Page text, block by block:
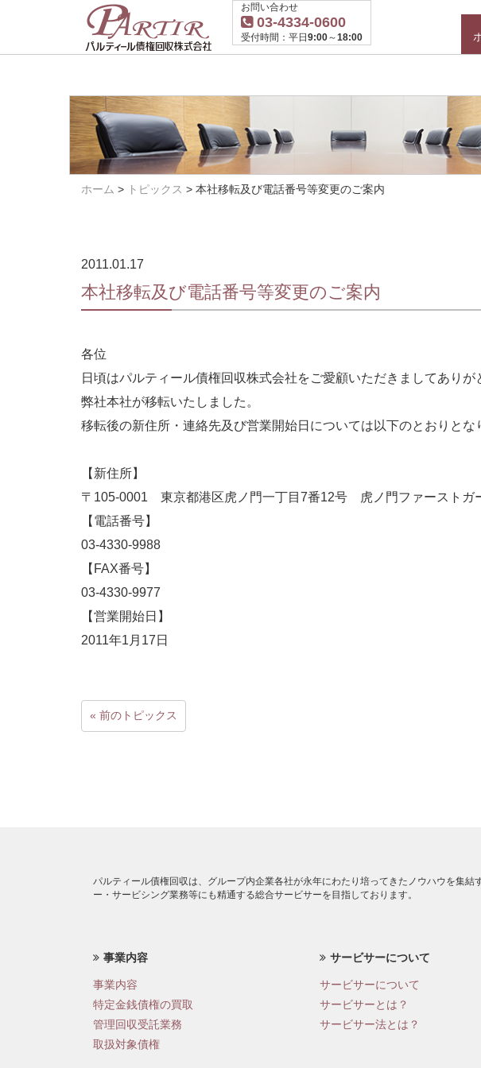
お問い合わせ
03-4334-0600
受付時間：平日9:00～18:00
ホーム > トピックス > 本社移転及び電話番号等変更のご案内
2011.01.17
本社移転及び電話番号等変更のご案内
各位
日頃はパルティール債権回収株式会社をご愛顧いただきましてありが
弊社本社が移転いたしました。
移転後の新住所・連絡先及び営業開始日については以下のとおりとな
【新住所】
〒105-0001 東京都港区虎ノ門一丁目7番12号 虎ノ門ファーストガ
【電話番号】
03-4330-9988
【FAX番号】
03-4330-9977
【営業開始日】
2011年1月17日
« 前のトピックス
パルティール債権回収は、グループ内企業各社が永年にわたり培ってきたノウハウを集
ー・サービシング業務等にも精通する総合サービサーを目指しております。
事業内容
事業内容
特定金銭債権の買取
管理回収受託業務
取扱対象債権
サービサーについて
サービサーについて
サービサーとは？
サービサー法とは？